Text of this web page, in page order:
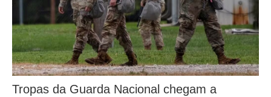
Tropas da Guarda Nacional chegam a